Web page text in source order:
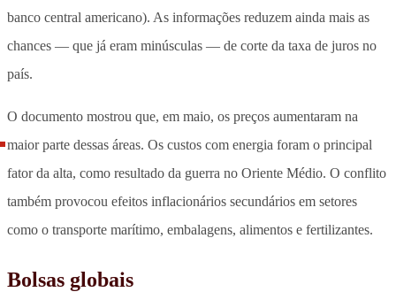
banco central americano). As informações reduzem ainda mais as
chances — que já eram minúsculas — de corte da taxa de juros no
país.
O documento mostrou que, em maio, os preços aumentaram na
maior parte dessas áreas. Os custos com energia foram o principal
fator da alta, como resultado da guerra no Oriente Médio. O conflito
também provocou efeitos inflacionários secundários em setores
como o transporte marítimo, embalagens, alimentos e fertilizantes.
Bolsas globais